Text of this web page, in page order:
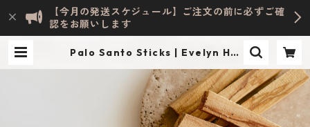
【今月の発送スケジュール】ご注文の前に必ずご確
認をお願いします
Palo Santo Sticks | Evelyn HO
FESTYLE